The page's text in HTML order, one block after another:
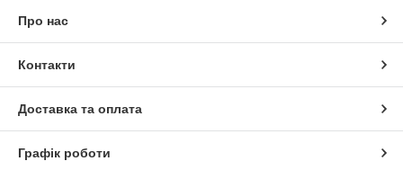
Про нас
Контакти
Доставка та оплата
Графік роботи